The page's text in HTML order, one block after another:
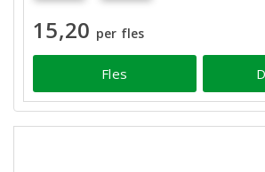
15,20 per fles
Fles